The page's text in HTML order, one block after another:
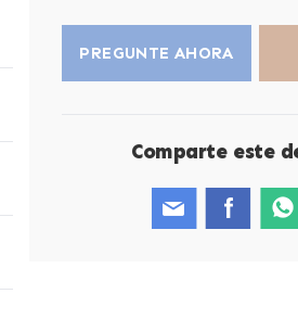
PREGUNTE AHORA
Comparte este